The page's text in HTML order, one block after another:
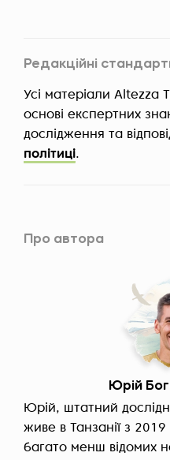
Редакційні
Усі матеріали Altezza
основі експертних
дослідження та
політиці.
Про автора
Юрій
Юрій, штатний
живе в Танзанії з 2019
багато менш відомих